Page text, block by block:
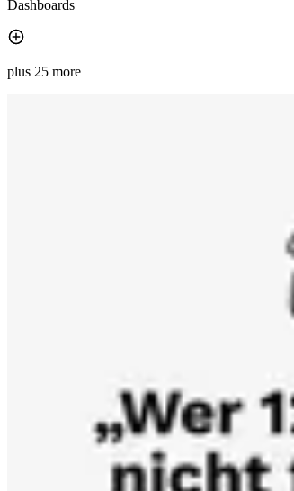
Dashboards
plus 25 more